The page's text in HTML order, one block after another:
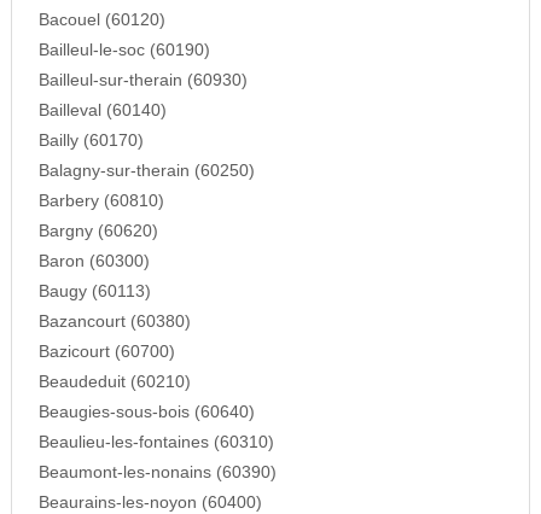
Bacouel (60120)
Bailleul-le-soc (60190)
Bailleul-sur-therain (60930)
Bailleval (60140)
Bailly (60170)
Balagny-sur-therain (60250)
Barbery (60810)
Bargny (60620)
Baron (60300)
Baugy (60113)
Bazancourt (60380)
Bazicourt (60700)
Beaudeduit (60210)
Beaugies-sous-bois (60640)
Beaulieu-les-fontaines (60310)
Beaumont-les-nonains (60390)
Beaurains-les-noyon (60400)